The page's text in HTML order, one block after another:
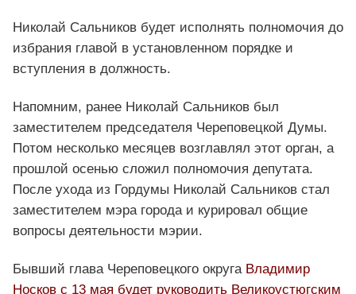
Николай Сальников будет исполнять полномочия до
избрания главой в установленном порядке и
вступления в должность.
Напомним, ранее Николай Сальников был
заместителем председателя Череповецкой Думы.
Потом несколько месяцев возглавлял этот орган, а
прошлой осенью сложил полномочия депутата.
После ухода из Гордумы Николай Сальников стал
заместителем мэра города и курировал общие
вопросы деятельности мэрии.
Бывший глава Череповецкого округа Владимир
Носков с 13 мая будет руководить Великоустюгским